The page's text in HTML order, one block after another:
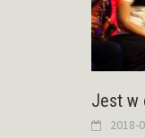
Jest w
2018-